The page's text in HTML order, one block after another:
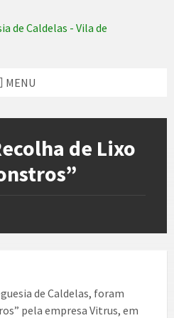
MENU
de Lixo
de Caldelas, foram
pela empresa Vitrus, em